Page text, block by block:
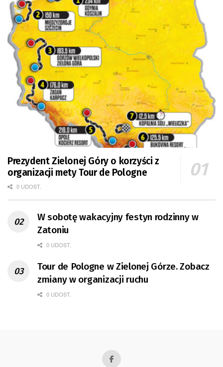
Prezydent Zielonej Góry o korzyści z
organizacji mety Tour de Pologne
0 UDOST.
W sobotę wakacyjny festyn rodzinny w
Zatoniu
0 UDOST.
Tour de Pologne w Zielonej Górze. Zobacz
zmiany w organizacji ruchu
0 UDOST.